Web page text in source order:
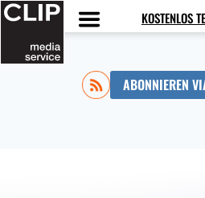
Zum
Inhalt
springen
KOSTENLOS
ABONNIEREN